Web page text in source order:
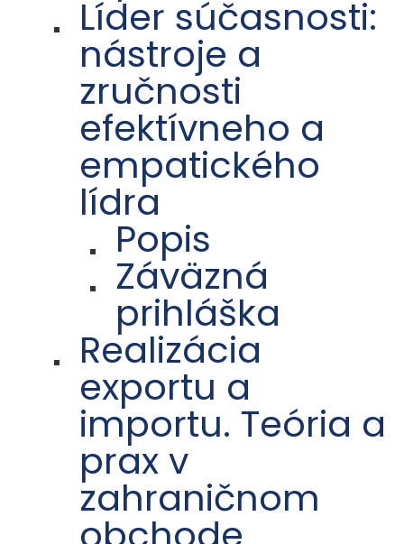
Líder súčasnosti:
nástroje a
zručnosti
efektívneho a
empatického
lídra
Popis
Záväzná
prihláška
Realizácia
exportu a
importu. Teória a
prax v
zahraničnom